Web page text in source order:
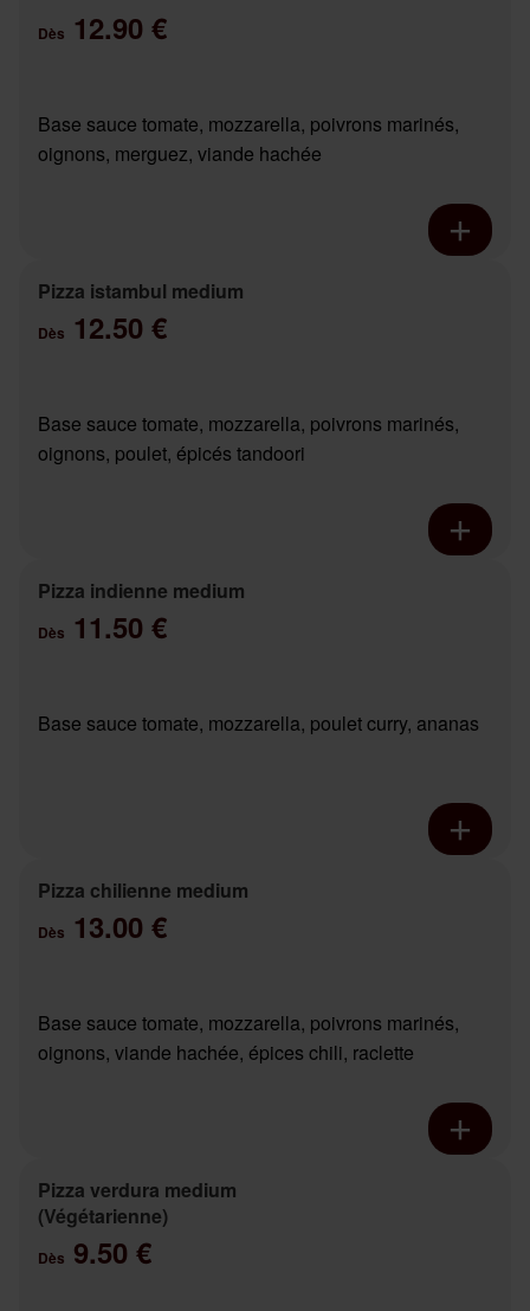
Dès 12.90 €
Base sauce tomate, mozzarella, poivrons marinés,
oignons, merguez, viande hachée
Pizza istambul medium
Dès 12.50 €
Base sauce tomate, mozzarella, poivrons marinés,
oignons, poulet, épicés tandoori
Pizza indienne medium
Dès 11.50 €
Base sauce tomate, mozzarella, poulet curry, ananas
Pizza chilienne medium
Dès 13.00 €
Base sauce tomate, mozzarella, poivrons marinés,
oignons, viande hachée, épices chili, raclette
Pizza verdura medium
(Végétarienne)
Dès 9.50 €